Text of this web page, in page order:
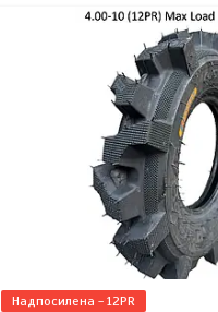
Надпосилена - 12PR